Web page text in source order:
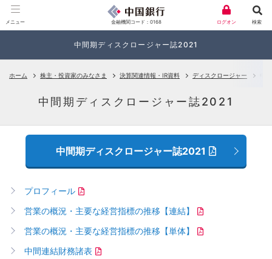
金融機関コード：0168
メニュー 検索
ログオン
中間期ディスクロージャー誌2021
ホーム 株主・投資家のみなさま 決算関連情報・IR資料 ディスクロージャー
中間期ディスクロージャー誌2021
中間期ディスクロージャー誌2021
プロフィール
営業の概況・主要な経営指標の推移【連結】
営業の概況・主要な経営指標の推移【単体】
中間連結財務諸表